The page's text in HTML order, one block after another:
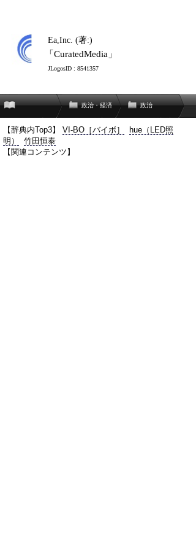
Ea,Inc. (著:)
「CuratedMedia」
JLogosID : 8541357
政治・経済 政治
【辞典内Top3】 VI-BO［バイボ］
hue（LED照
明）
竹田恒泰
【関連コンテンツ】